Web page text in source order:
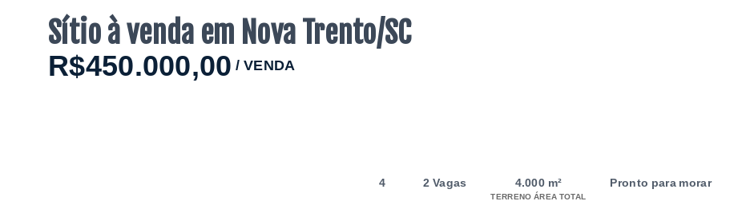
Sítio à venda em Nova Trento/SC
R$450.000,00 /VENDA
4 2 Vagas 4.000 m²
TERRENO ÁREA TOTAL
Pronto para morar